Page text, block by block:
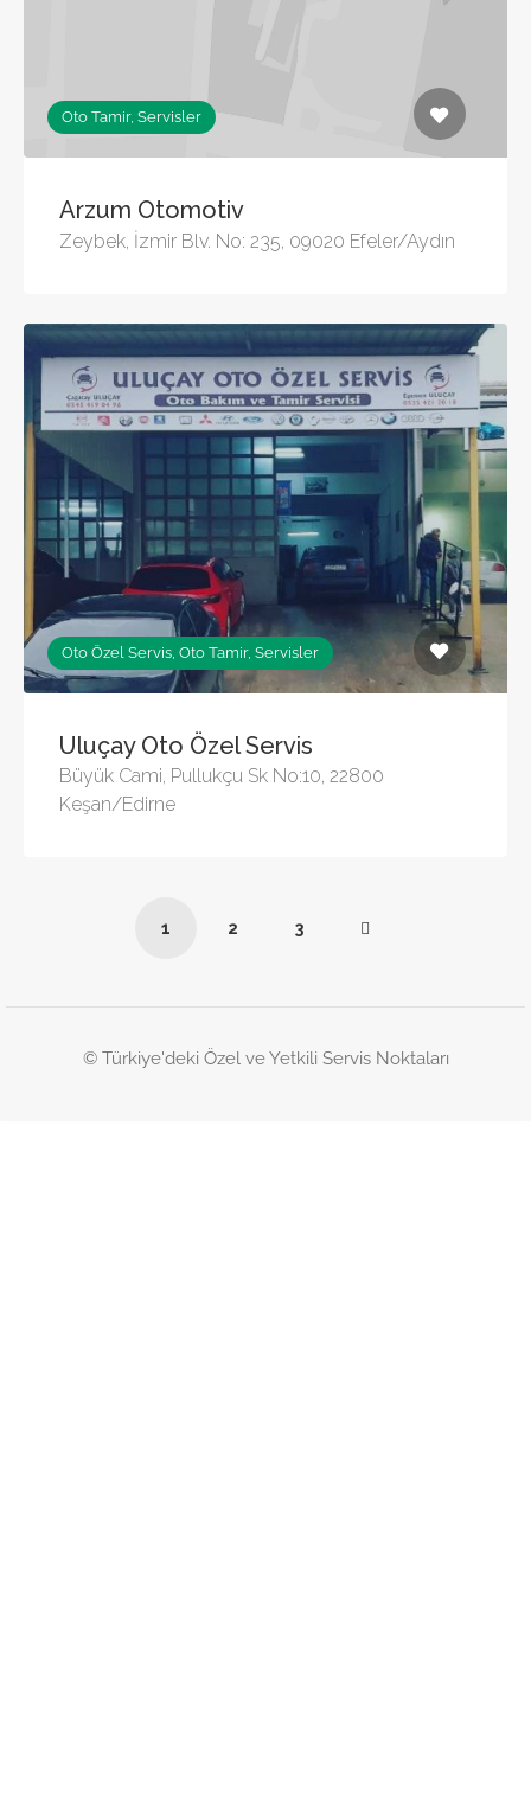
Oto Tamir, Servisler
Arzum Otomotiv
Zeybek, İzmir Blv. No: 235, 09020 Efeler/Aydın
Oto Özel Servis, Oto Tamir, Servisler
Uluçay Oto Özel Servis
Büyük Cami, Pullukçu Sk No:10, 22800
Keşan/Edirne
1 2 3
© Türkiye'deki Özel ve Yetkili Servis Noktaları